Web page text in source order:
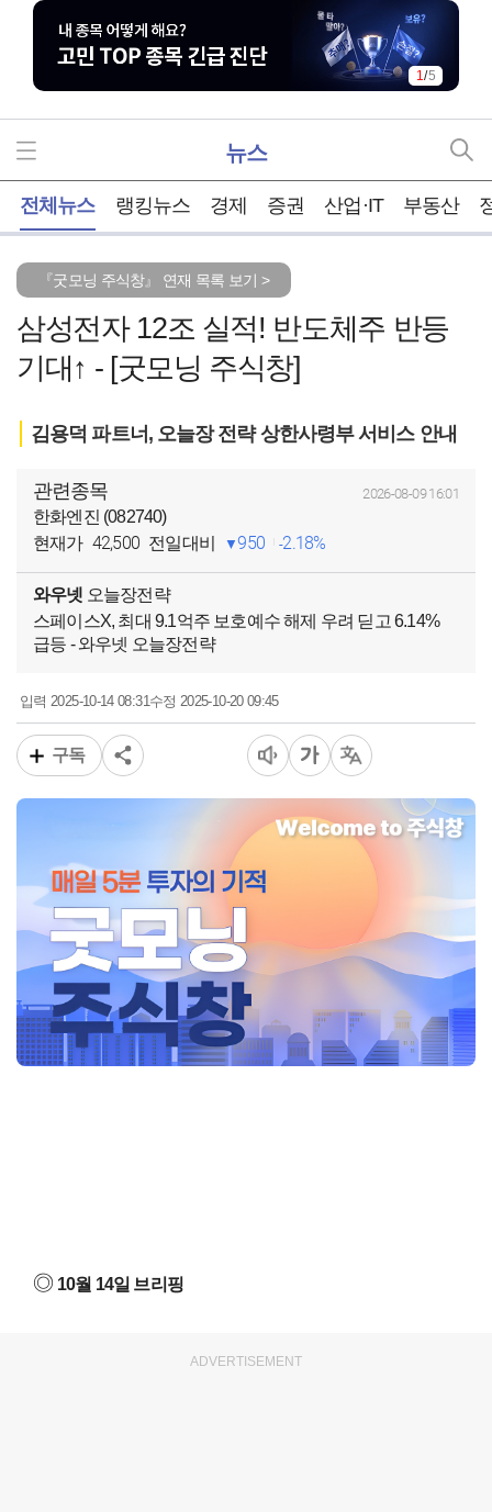
1/5
뉴스
전체뉴스 랭킹뉴스 경제 증권 산업·IT 부동산
『굿모닝 주식창』 연재 목록 보기 >
삼성전자 12조 실적! 반도체주 반등
기대↑ - [굿모닝 주식창]
김용덕 파트너, 오늘장 전략 상한사령부 서비스 안내
관련종목 2026-08-09 16:01
한화엔진 (082740)
현재가 42,500 전일대비 950 2.18%
와우넷 오늘장전략
스페이스X, 최대 9.1억주 보호예수 해제 우려 딛고 6.14%
급등 - 와우넷 오늘장전략
입력2025-10-14 08:31수정 2025-10-20 09:45
구독
◎ 10월 14일 브리핑
ADVERTISEMENT